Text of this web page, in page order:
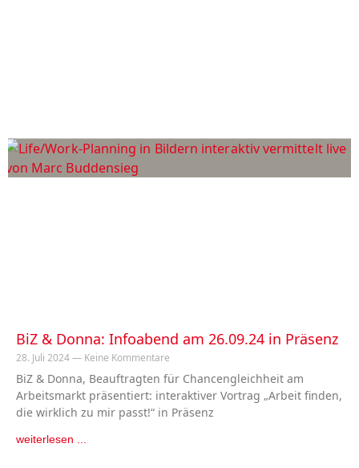
BiZ & Donna: Infoabend am 26.09.24 in Präsenz
28. Juli 2024 Keine Kommentare
BiZ & Donna, Beauftragten für Chancengleichheit am
Arbeitsmarkt präsentiert: interaktiver Vortrag „Arbeit finden,
die wirklich zu mir passt!“ in Präsenz
weiterlesen ...